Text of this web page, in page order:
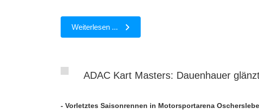
Weiterlesen ...
ADAC Kart Masters: Dauenhauer
- Vorletztes Saisonrennen in Motorsportarena